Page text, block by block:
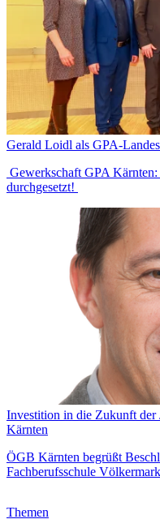
Gerald Loidl als GPA-
Gewerkschaft GPA
durchgesetzt!
Investition in die Zukunft der
Kärnten
ÖGB Kärnten begrüßt
Fachberufsschule
Themen